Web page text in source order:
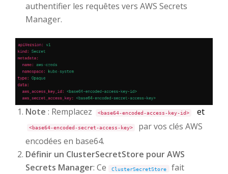
authentifier les requêtes vers AWS Secrets
Manager.
Note : Remplacez <base64-encoded-access-key-id> et
<base64-encoded-secret-access-key>
par vos clés AWS
encodées en base64.
Définir un ClusterSecretStore pour AWS
Secrets Manager: Ce ClusterSecretStore
fait